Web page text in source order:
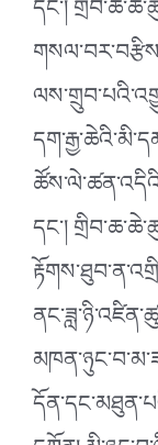
དང༌།
དང༌།